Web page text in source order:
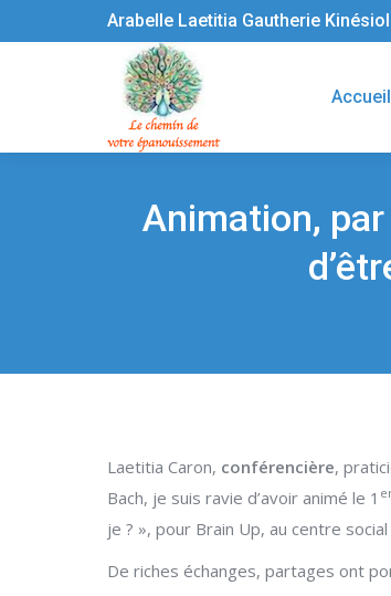
Arabelle Laetitia Gautherie
Accueil
Animation,
Laetitia Caron, conférencière,
Bach, je suis ravie d’avoir animé le 1
je ? », pour Brain Up, au centre
De riches échanges, partages ont